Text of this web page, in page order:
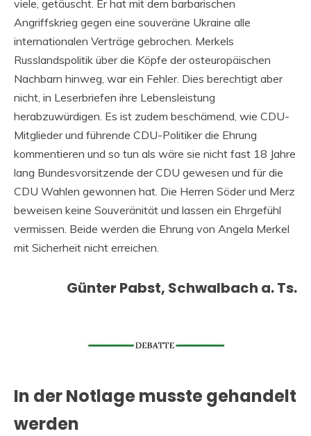
viele, getäuscht. Er hat mit dem barbarischen
Angriffskrieg gegen eine souveräne Ukraine alle
internationalen Verträge gebrochen. Merkels
Russlandspolitik über die Köpfe der osteuropäischen
Nachbarn hinweg, war ein Fehler. Dies berechtigt aber
nicht, in Leserbriefen ihre Lebensleistung
herabzuwürdigen. Es ist zudem beschämend, wie CDU-
Mitglieder und führende CDU-Politiker die Ehrung
kommentieren und so tun als wäre sie nicht fast 18 Jahre
lang Bundesvorsitzende der CDU gewesen und für die
CDU Wahlen gewonnen hat. Die Herren Söder und Merz
beweisen keine Souveränität und lassen ein Ehrgefühl
vermissen. Beide werden die Ehrung von Angela Merkel
mit Sicherheit nicht erreichen.
Günter Pabst, Schwalbach a. Ts.
In der Notlage musste gehandelt
werden